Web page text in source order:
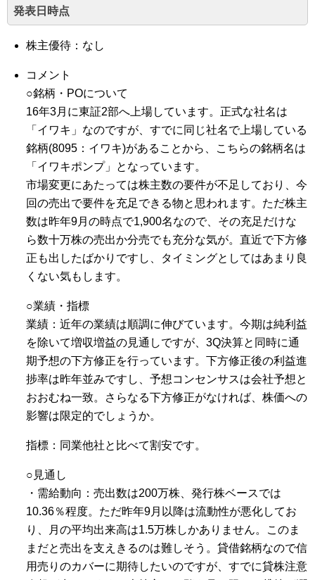
発表日時点
株主優待：なし
コメント
○銘柄・POについて
16年3月に東証2部へ上場しています。正式な社名は
「イワキ」なのですが、すでに同じ社名で上場している
銘柄(8095：イワキ)があることから、こちらの銘柄名は
「イワキポンプ」となっています。
市場変更にあたっては株主数の要件が不足しており、今
回の売出で要件を充足できる物と思われます。ただ株主
数は昨年9月の時点で1,900名なので、その充足だけな
ら数十万株の売出か分売でも充分な気が。直近で下方修
正も出したばかりですし、タイミングとしてはあまり良
くない気もします。
○業績・指標
業績：近年の業績は順調に伸びています。今期は純利益
を除いて増収増益の見通しですが、3Q決算と同時に通
期予想の下方修正を行っています。下方修正後の利益進
捗率は昨年並みですし、予想コンセンサスは会社予想と
おおむね一致。さらなる下方修正がなければ、株価への
影響は限定的でしょうか。
指標：同業他社と比べて割安です。
○見通し
・需給動向：売出数は200万株、発行株ベースでは
10.36％程度。ただ昨年9月以降は流動性が悪化してお
り、月の平均出来高は1.5万株しかありません。このま
まだと売出を支えきるのは難しそう。貸借銘柄なので信
用売りのカバーに期待したいのですが、すでに貸株注意